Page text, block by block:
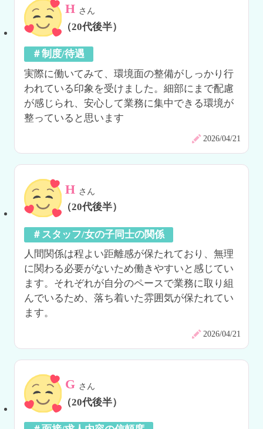
H さん
（20代後半）
＃制度/待遇
実際に働いてみて、環境面の整備がしっかり行
われている印象を受けました。細部にまで配慮
が感じられ、安心して業務に集中できる環境が
整っていると思います
2026/04/21
H さん
（20代後半）
＃スタッフ/女の子同士の関係
人間関係は程よい距離感が保たれており、無理
に関わる必要がないため働きやすいと感じてい
ます。それぞれが自分のペースで業務に取り組
んでいるため、落ち着いた雰囲気が保たれてい
ます。
2026/04/21
G さん
（20代後半）